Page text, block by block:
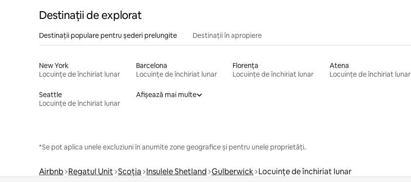
Destinații de explorat
Destinații populare pentru șederi prelungite Destinații în apropiere
New York
Locuințe de închiriat lunar
Barcelona
Locuințe de închiriat lunar
Florența
Locuințe de închiriat lunar
Atena
Locuințe de închiriat lunar
Seattle
Locuințe de închiriat lunar
Afișează mai multe
*Se pot aplica unele excluziuni în anumite zone geografice și pentru unele proprietăți.
Airbnb Regatul Unit Scoția Insulele Shetland Gulberwick Locuințe de închiriat lunar